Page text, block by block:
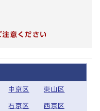
意ください
中京区 東山区
右京区 西京区